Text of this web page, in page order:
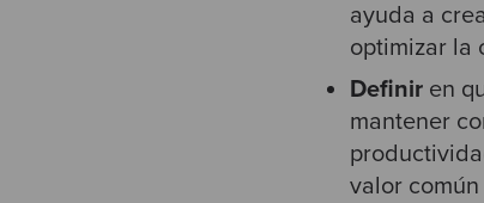
ayuda a
optimizar la
Definir en
mantener
valor